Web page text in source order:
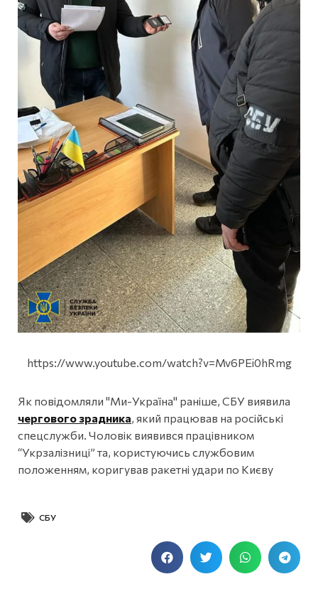
https://www.youtube.com/watch?v=Mv6PEi0hRmg
Як повідомляли "Ми-Україна" раніше, СБУ виявила
чергового зрадника, який працював на російські
спецслужби. Чоловік виявився працівником
“Укрзалізниці” та, користуючись службовим
положенням, коригував ракетні удари по Києву
СБУ